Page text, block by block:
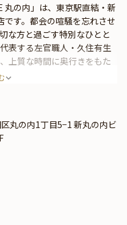
丸の内」は、東京駅直結・新
す。都会の喧騒を忘れさせ
な方と過ごす特別なひとと
表する左官職人・久住有生
上質な時間に奥行きをもた
の内」で供されるのは、日本
お楽しみください。唯一無
丸の内1丁目5−1 新丸の内ビ